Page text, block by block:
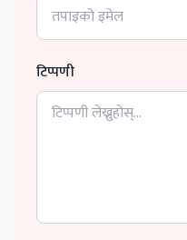
टिप्पणी